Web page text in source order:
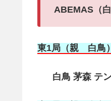
ABEMAS（
東1局（親 白鳥
白鳥 茅森 テ